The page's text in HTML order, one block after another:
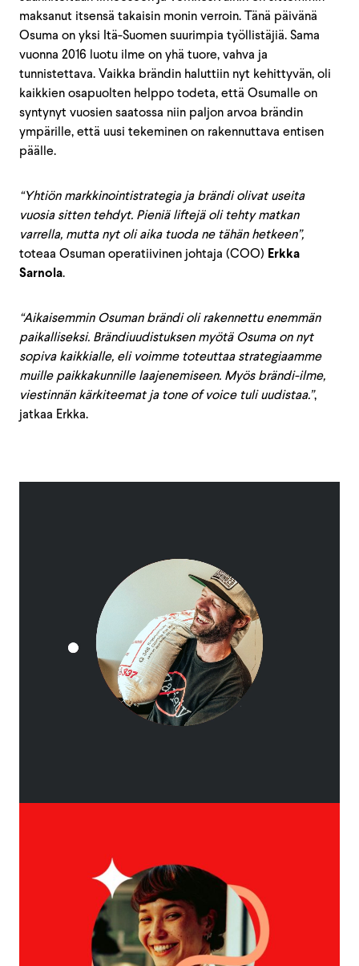
maksanut itsensä takaisin monin verroin. Tänä päivänä
Osuma on yksi Itä-Suomen suurimpia työllistäjiä. Sama
vuonna 2016 luotu ilme on yhä tuore, vahva ja
tunnistettava. Vaikka brändin haluttiin nyt kehittyvän, oli
kaikkien osapuolten helppo todeta, että Osumalle on
syntynyt vuosien saatossa niin paljon arvoa brändin
ympärille, että uusi tekeminen on rakennuttava entisen
päälle.
“Yhtiön markkinointistrategia ja brändi olivat useita
vuosia sitten tehdyt. Pieniä liftejä oli tehty matkan
varrella, mutta nyt oli aika tuoda ne tähän hetkeen”,
toteaa Osuman operatiivinen johtaja (COO) Erkka
Sarnola.
“Aikaisemmin Osuman brändi oli rakennettu enemmän
paikalliseksi. Brändiuudistuksen myötä Osuma on nyt
sopiva kaikkialle, eli voimme toteuttaa strategiaamme
muille paikkakunnille laajenemiseen. Myös brändi-ilme,
viestinnän kärkiteemat ja tone of voice tuli uudistaa.”,
jatkaa Erkka.